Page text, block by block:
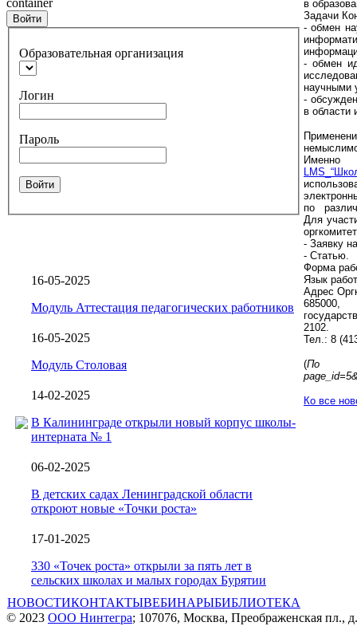
container
Войти
Образовательная организация
Логин
Пароль
Войти
16-05-2025
Модуль Аттестация педагогических работников
16-05-2025
Модуль Столовая
14-02-2025
В Калининграде открыли новый корпус школы-
интерната № 1
06-02-2025
В детских садах Ленинградской области
откроют новые «Точки роста»
17-01-2025
330 «Точек роста» открыли за пять лет в
сельских школах и малых городах Бурятии
в
Задачи
- обмен
- обмен
научными
-
в области
по
Для
- Заявку
- Статью.
Форма
Язык
Адрес
685000,
2102.
Тел.: 8
(По
Ко все
НОВОСТИКОНТАКТЫВЕБИНАРЫБИБЛИОТЕКА
© 2023 ООО Нинтегра; 107076, Москва, Преображенская пл.,